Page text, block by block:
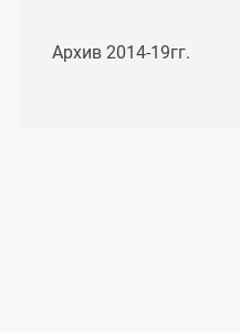
Архив 2014-19гг.